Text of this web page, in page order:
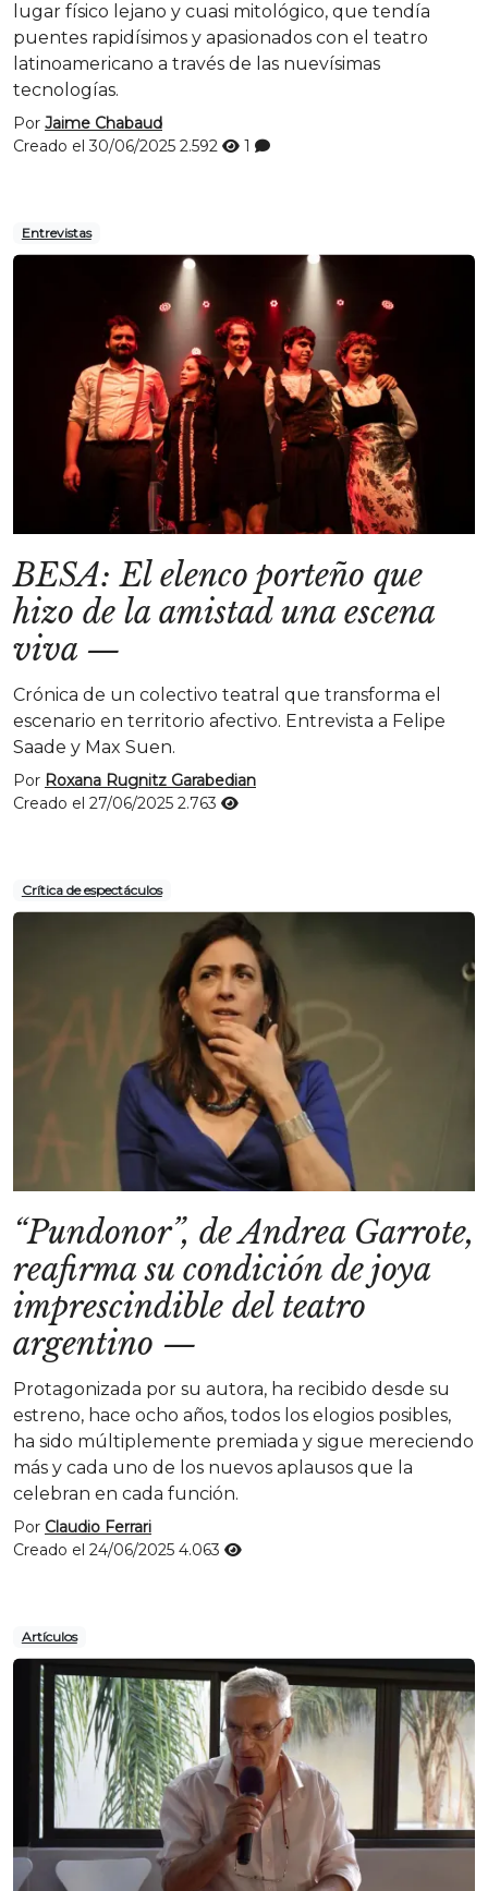
lugar físico lejano y cuasi mitológico, que tendía
puentes rapidísimos y apasionados con el teatro
latinoamericano a través de las nuevísimas
tecnologías.
Por Jaime Chabaud
Creado el 30/06/2025 2.592 1
Entrevistas
BESA: El elenco porteño que
hizo de la amistad una escena
viva —
Crónica de un colectivo teatral que transforma el
escenario en territorio afectivo. Entrevista a Felipe
Saade y Max Suen.
Por Roxana Rugnitz Garabedian
Creado el 27/06/2025 2.763
Crítica de espectáculos
“Pundonor”, de Andrea Garrote,
reafirma su condición de joya
imprescindible del teatro
argentino —
Protagonizada por su autora, ha recibido desde su
estreno, hace ocho años, todos los elogios posibles,
ha sido múltiplemente premiada y sigue mereciendo
más y cada uno de los nuevos aplausos que la
celebran en cada función.
Por Claudio Ferrari
Creado el 24/06/2025 4.063
Artículos